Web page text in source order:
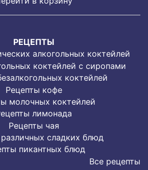
РЕЦЕПТЫ
алкогольных коктейлей
коктейлей с сиропами
коктейлей
Рецепты кофе
молочных коктейлей
лимонада
Рецепты чая
сладких блюд
пикантных блюд
Все рецепты